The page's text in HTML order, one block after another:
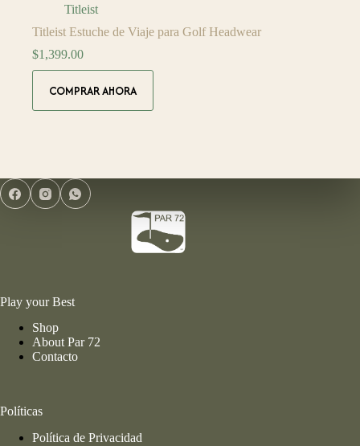
Titleist
Titleist Estuche de Viaje para Golf Headwear
$1,399.00
COMPRAR AHORA
Play your Best
Shop
About Par 72
Contacto
Políticas
Política de Privacidad